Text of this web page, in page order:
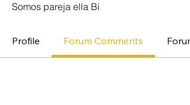
Somos pareja ella Bi
Profile Forum Comments